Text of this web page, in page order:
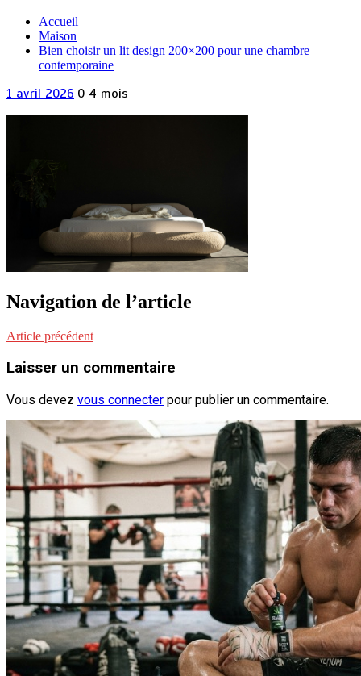
Accueil
Maison
Bien choisir un lit design 200×200 pour une chambre
contemporaine
1 avril 2026 0 4 mois
Navigation de l’article
Article précédent
Laisser un commentaire
Vous devez vous connecter pour publier un commentaire.